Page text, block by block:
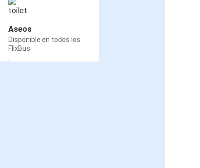
Aseos
Disponible en todos los
FlixBus